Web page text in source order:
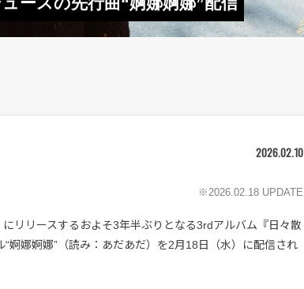
2026.02.10
※2026.02.18 UPDATE
リリースするおよそ3年半ぶりとなる3rdアルバム『日々散
“婀娜婀娜”（読み：あだあだ）を2月18日（水）に配信され